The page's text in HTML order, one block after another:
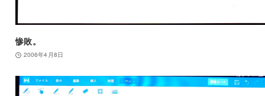
惨敗。
2006年4月8日